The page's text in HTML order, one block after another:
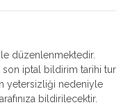
ile düzenlenmektedir.
son iptal bildirim tarihi tur
yetersizliği nedeniyle
bildirilecektir.